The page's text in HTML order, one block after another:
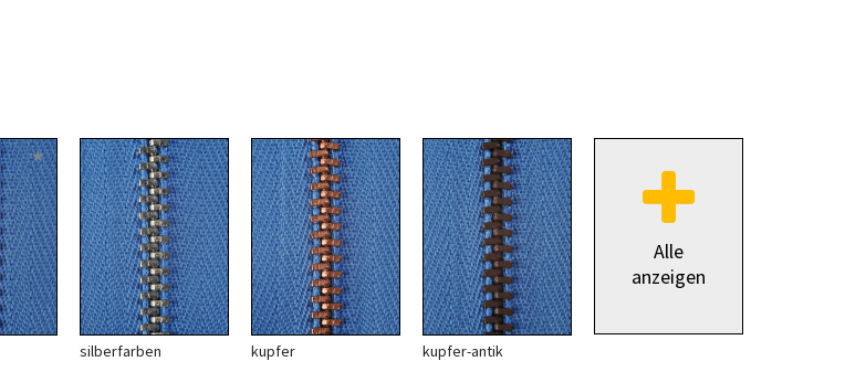
*
silberfarben kupfer kupfer-antik
Alle
anzeigen